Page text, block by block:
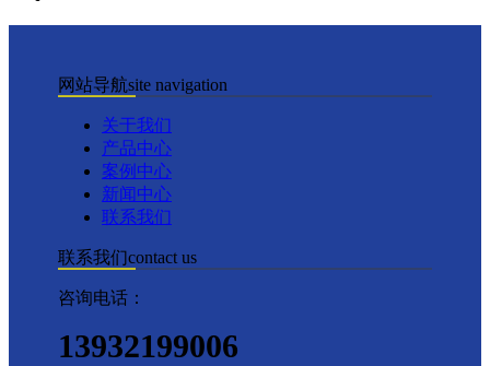
网站导航site navigation
关于我们
产品中心
案例中心
新闻中心
联系我们
联系我们contact us
咨询电话：
13932199006